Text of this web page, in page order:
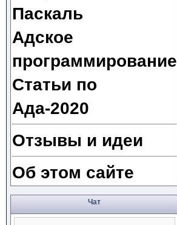
Паскаль
Адское
программирование
Статьи по
Ада-2020
Отзывы и идеи
Об этом сайте
Чат